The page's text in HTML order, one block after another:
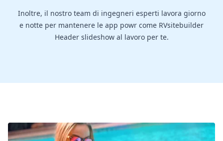
Inoltre, il nostro team di ingegneri esperti lavora giorno
e notte per mantenere le app powr come RVsitebuilder
Header slideshow al lavoro per te.